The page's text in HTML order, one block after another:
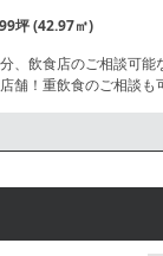
坪 (42.97㎡)
、飲食店のご相談可
舗！重飲食のご相談も